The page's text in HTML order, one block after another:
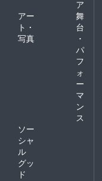
ア
アー
ト・
写真
舞
台
・
パ
フ
ォ
ー
マ
ン
ス
ソー
シャ
ル
グッ
ド